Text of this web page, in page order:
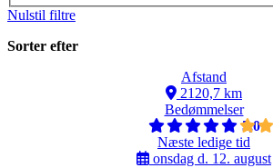
Nulstil filtre
Sorter efter
Afstand
2120,7 km
Bedømmelser
5,0
Næste ledige tid
onsdag d. 12. august